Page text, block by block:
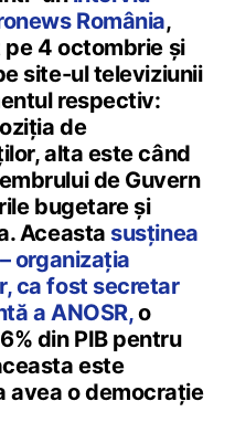
România,
4 octombrie și
site-ul televiziunii
respectiv:
de
alta este când
de Guvern
bugetare și
Aceasta susținea
organizația
ca fost secretar
a ANOSR,o
din PIB pentru
este
avea o democrație